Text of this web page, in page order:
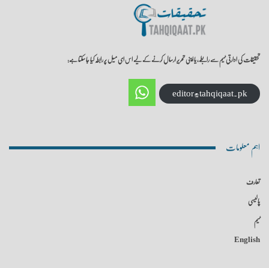
تحقیقات کی ادارتی ٹیم سے رابطے، یا اپنی تحریر ارسال کرنے کے لیے اس ای میل پر رابطہ کیا جا سکتا ہے:
editor@tahqiqaat.pk
اہم معلومات
تعارف
پالیسی
ٹیم
English